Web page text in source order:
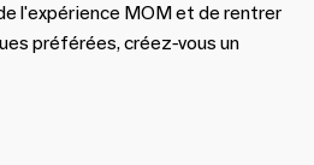
l'expérience MOM et de rentrer
préférées, créez-vous un